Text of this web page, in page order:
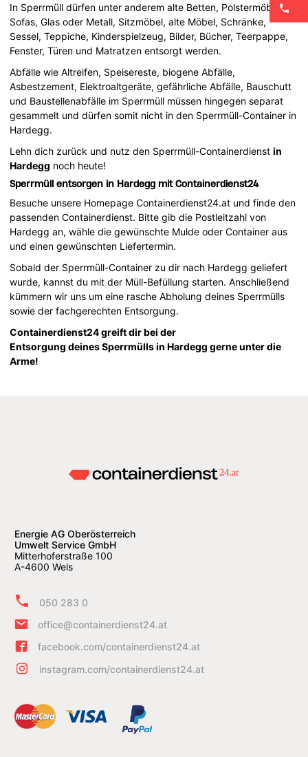
In Sperrmüll dürfen unter anderem alte Betten, Polstermöbel,
Sofas, Glas oder Metall, Sitzmöbel, alte Möbel, Schränke,
Sessel, Teppiche, Kinderspielzeug, Bilder, Bücher, Teerpappe,
Fenster, Türen und Matratzen entsorgt werden.
Abfälle wie Altreifen, Speisereste, biogene Abfälle,
Asbestzement, Elektroaltgeräte, gefährliche Abfälle, Bauschutt
und Baustellenabfälle im Sperrmüll müssen hingegen separat
gesammelt und dürfen somit nicht in den Sperrmüll-Container in
Hardegg.
Lehn dich zurück und nutz den Sperrmüll-Containerdienstin
Hardegg noch heute!
Sperrmüll entsorgen in Hardegg mit Containerdienst24
Besuche unsere Homepage Containerdienst24.at und finde den
passenden Containerdienst. Bitte gib die Postleitzahl von
Hardegg an, wähle die gewünschte Mulde oder Container aus
und einen gewünschten Liefertermin.
Sobald der Sperrmüll-Container zu dir nach Hardegg geliefert
wurde, kannst du mit der Müll-Befüllung starten. Anschließend
kümmern wir uns um eine rasche Abholung deines Sperrmülls
sowie der fachgerechten Entsorgung.
Containerdienst24 greift dir bei der
Entsorgung deines Sperrmülls in Hardegg gerne unter die
Arme!
Energie AG Oberösterreich
Umwelt Service GmbH
Mitterhoferstraße 100
A-4600 Wels
050 283 0
office@containerdienst24.at
facebook.com/containerdienst24.at
instagram.com/containerdienst24.at